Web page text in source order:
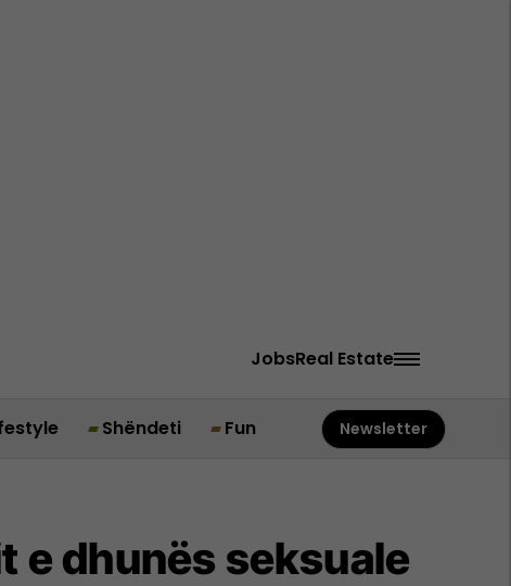
JobsReal Estate
Shëndeti Fun Newsletter
e dhunës seksuale